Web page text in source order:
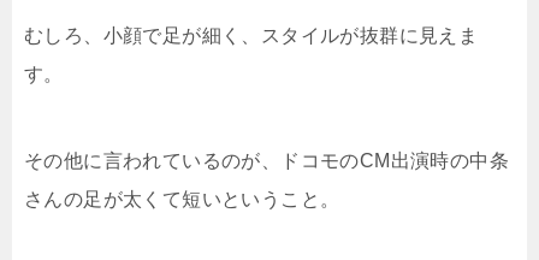
むしろ、小顔で足が細く、スタイルが抜群に見えま
す。
その他に言われているのが、ドコモのCM出演時の中条
さんの足が太くて短いということ。